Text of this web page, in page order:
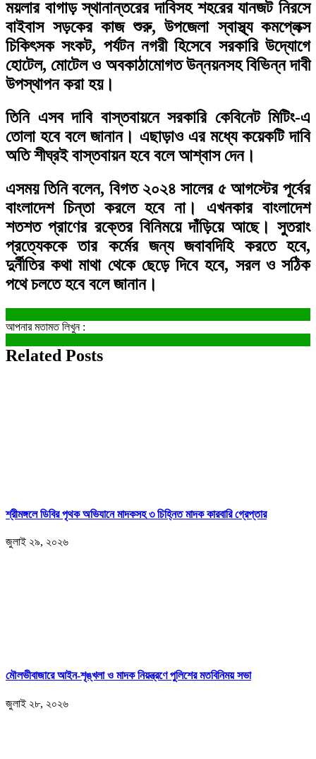
ময়লার বাগাড় স্থানান্তরের দাবিসহ শহরের যানজট নিরসে
বাইবাস সড়কের কাজ শুরু, উপজেলা স্বাস্থ্য কমপ্লেক্স
চিকিৎসক সংকট, পর্যটন নগরী হিসেবে সরকারি উদ্যোগে
হোটেল, মোটেল ও অবকাঠামোগত উন্নয়নসহ বিভিন্ন দাবী
উপস্থাপন করা হয়।
তিনি এসব দাবি বাস্তবায়নে সরকারি কেবিনেট মিটিং-এ
তোলা হবে বলে জানান। এছাড়াও এর মধ্যে কয়েকটি দাবি
অতি শীঘ্রই বাস্তবায়ন হবে বলে আশ্বাস দেন।
এসময় তিনি বলেন, বিগত ২০২৪ সালের ৫ আগস্টের পূর্বের
বাংলাদেশ চিন্তা করলে হবে না। এখনকার বাংলাদেশ
শতশত প্রাণের রক্তের বিনিময়ে দাঁড়িয়ে আছে। সুতরাং
প্রত্যেককে তার কর্মের জন্য জবাবদিহি করতে হবে,
দুর্নীতির কথা মাথা থেকে ছেড়ে দিবে হবে, সরল ও সঠিক
পথে চলতে হবে বলে জানান।
আপনার মতামত লিখুন :
Related Posts
শ্রীমঙ্গলে ডিবির পৃথক অভিযানে মাদকসহ ৩ চিহ্নিত মাদক কারবারি গ্রেপ্তার
জুলাই ২৯, ২০২৬
মৌলভীবাজারে আইন-শৃঙ্খলা ও মাদক নিয়ন্ত্রণে পুলিশের মতবিনিময় সভা
জুলাই ২৮, ২০২৬